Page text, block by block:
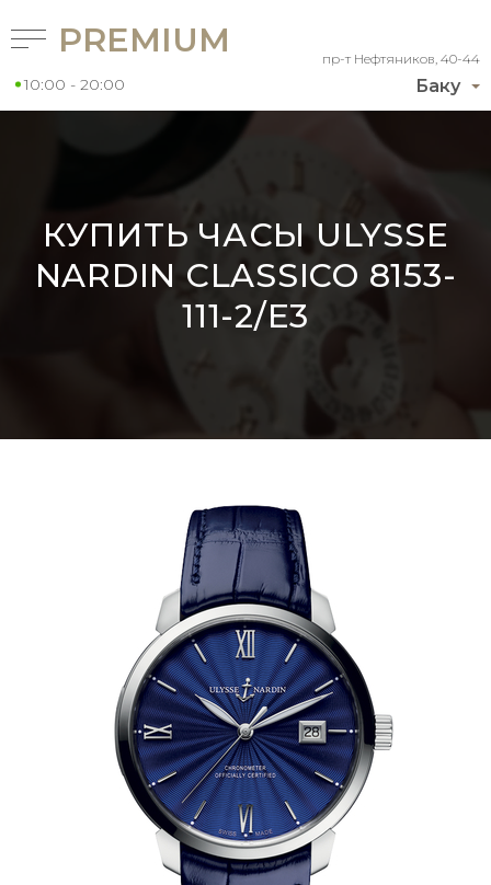
Баку
пр-т Нефтяников, 40-44
PREMIUM
10:00 - 20:00
КУПИТЬ ЧАСЫ ULYSSE
NARDIN CLASSICO 8153-
111-2/E3